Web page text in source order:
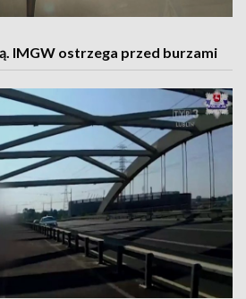
IMGW ostrzega przed burzami